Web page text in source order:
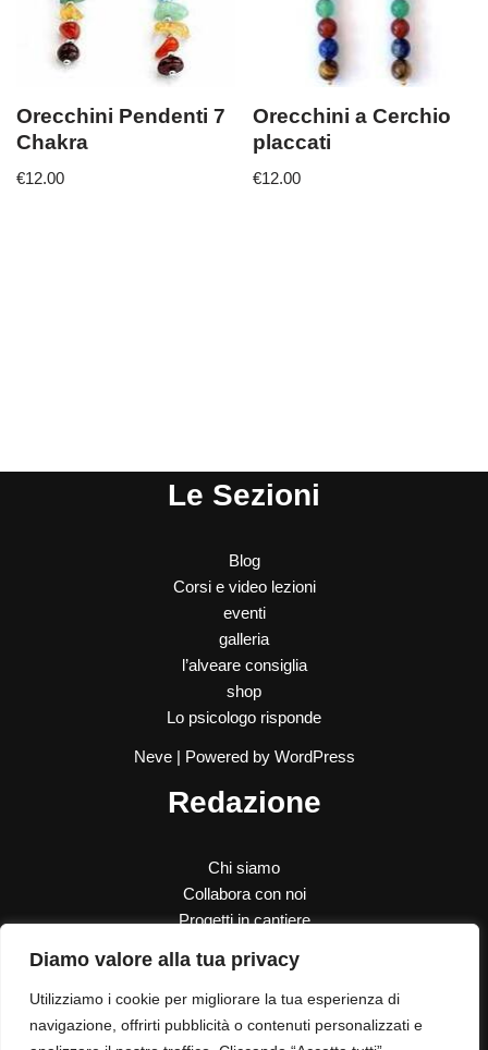
Diamo valore alla tua privacy
Utilizziamo i cookie per migliorare la tua esperienza di
navigazione, offrirti pubblicità o contenuti personalizzati e
Orecchini Pendenti 7
Chakra
€12.00
Orecchini a Cerchio
placcati
€12.00
Le Sezioni
Blog
Corsi e video lezioni
eventi
galleria
l’alveare consiglia
shop
Lo psicologo risponde
Neve| Powered by WordPress
Redazione
Chi siamo
Collabora con noi
Progetti in cantiere
Le nostre donazioni
Contatti